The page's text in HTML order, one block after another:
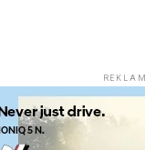
REKLAM